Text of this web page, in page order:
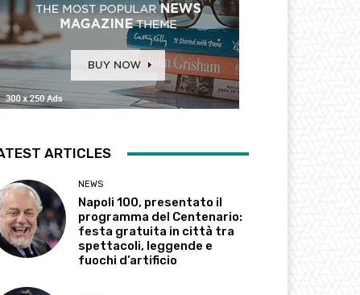
ARTICLES
NEWS
Napoli 100, presentato il
programma del Centenario:
festa gratuita in città tra
spettacoli, leggende e
fuochi d’artificio